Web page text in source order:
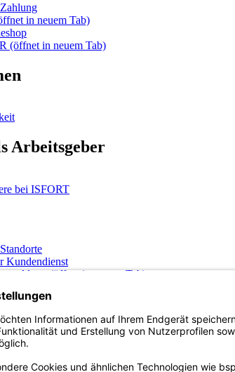
in neuem Tab)
(öffnet in neuem Tab)
Arbeitsgeber
bei ISFORT
Kundendienst
(öffnet in neuem Tab)
in neuem Tab)